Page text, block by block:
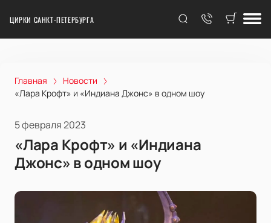
ЦИРКИ САНКТ-ПЕТЕРБУРГА
Главная
Новости
«Лара Крофт» и «Индиана Джонс» в одном шоу
5 февраля 2023
«Лара Крофт» и «Индиана
Джонс» в одном шоу